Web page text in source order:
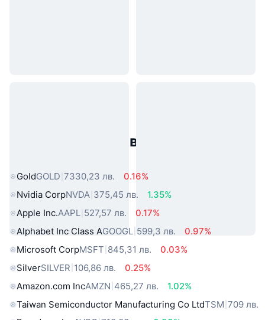
Популярни активи от реалния
GoldGOLD 7330,23 лв.
0.16%
Nvidia CorpNVDA 375,45 лв.
1.35%
Apple Inc.AAPL 527,57 лв.
0.17%
Alphabet Inc Class AGOOGL 599,3 лв.
0.97%
Microsoft CorpMSFT 845,31 лв.
0.03%
SilverSILVER 106,86 лв.
0.25%
Amazon.com IncAMZN 465,27 лв.
1.02%
Taiwan Semiconductor Manufacturing Co LtdTSM 709 лв.